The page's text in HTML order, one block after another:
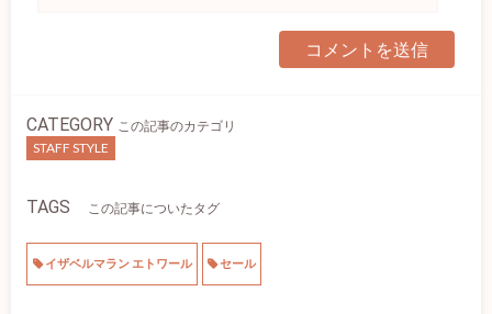
CATEGORY この記事のカテゴリ
STAFF STYLE
TAGS この記事についたタグ
イザベルマラン エトワール セール